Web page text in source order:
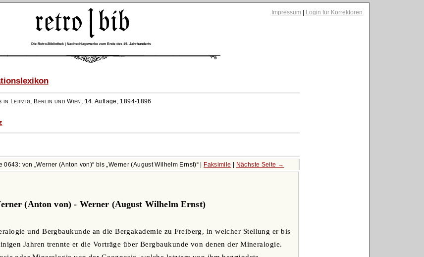
Impressum Login für Korrektoren
Die Retro-Bibliothek | Nachschlagewerke zum Ende des 19. Jahrhunderts
in Leipzig, Berlin und Wien , 14. Auflage, 1894-1896
0643: von Werner (Anton von) bis Werner (August Wilhelm Ernst) | Faksimile | Nächste Seite →
(Anton von) - Werner (August Wilhelm Ernst)
und Bergbaukunde an die Bergakademie zu Freiberg, in welcher Stellung er bis
Jahren trennte er die Vorträge über Bergbaukunde von denen der Mineralogie.